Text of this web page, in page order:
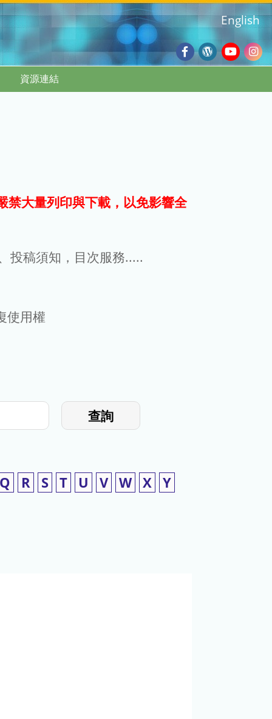
Facebook
Wordpress
Blog
English
資源連結
禁大量列印與下載，以免影響全
投稿須知，目次服務.....
使用權
查詢
Q R S T U V W X Y